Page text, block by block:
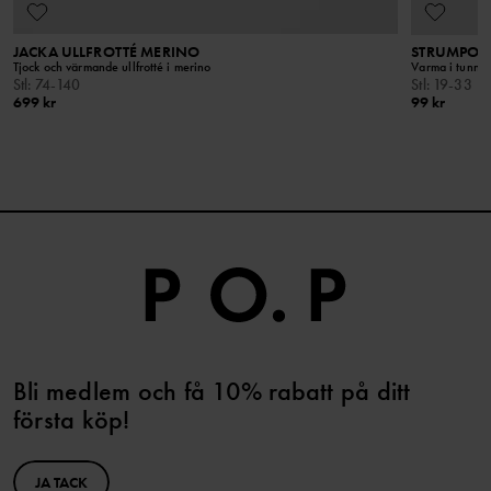
JACKA ULLFROTTÉ MERINO
Tjock och värmande ullfrotté i merino
Stl: 74-140
699 kr
Varma i tunn
Stl: 19-33
99 kr
Bli medlem och få 10% rabatt på ditt
första köp!
JA TACK